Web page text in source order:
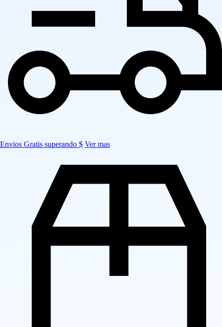
Envios Gratis superando $ Ver mas